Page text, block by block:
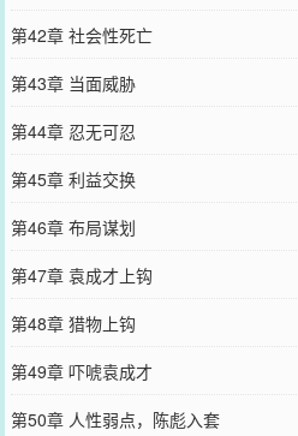
第42章 社会性死亡
第43章 当面威胁
第44章 忍无可忍
第45章 利益交换
第46章 布局谋划
第47章 袁成才上钩
第48章 猎物上钩
第49章 吓唬袁成才
第50章 人性弱点，陈彪入套